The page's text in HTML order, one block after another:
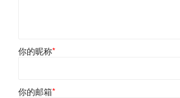
你的昵称*
你的邮箱*